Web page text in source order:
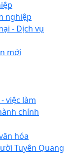
nghiệp
- Dịch vụ
mới
việc làm
chính
hóa
Tuyên Quang